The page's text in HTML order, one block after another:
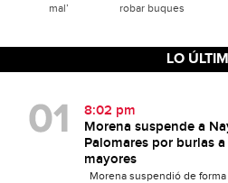
mal’
robar buques
LO
8:02 pm
Morena suspende a
Palomares por burlas
mayores
Morena suspendió de